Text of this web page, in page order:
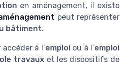
en aménagement, il existe
peut représenter
bâtiment.
à l’emploiou à l’emploi
travaux et les dispositifs de